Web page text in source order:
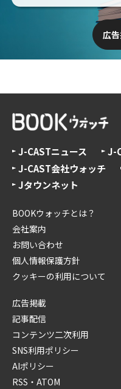
広
J-CASTニュース
J-
J-CAST会社ウォッチ
Jタウンネット
BOOKウォッチとは？
会社案内
お問い合わせ
個人情報保護方針
クッキーの利用について
広告掲載
記事配信
コンテンツ二次利用
SNS利用ポリシー
AIポリシー
RSS・ATOM